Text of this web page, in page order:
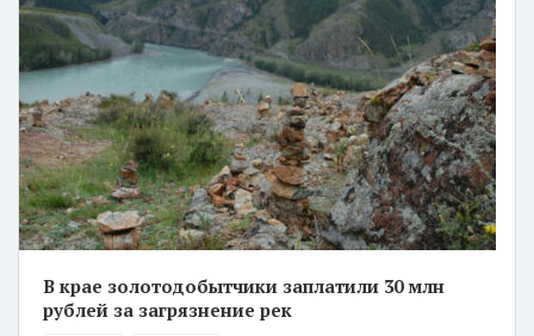
В крае золотодобытчики заплатили 30 млн
рублей за загрязнение рек